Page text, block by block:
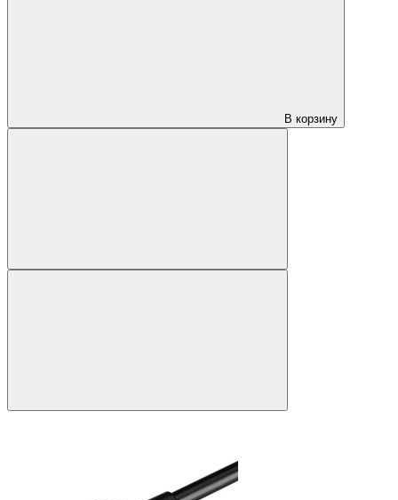
В корзину